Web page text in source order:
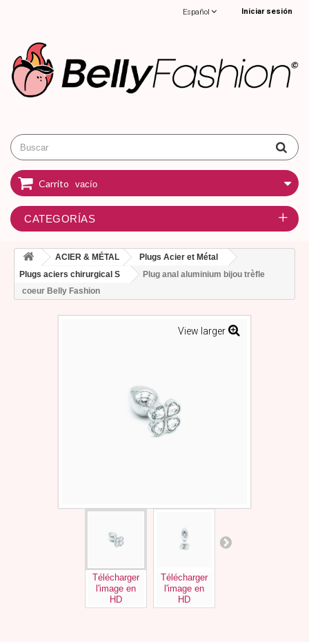
Iniciar sesión
Español
Carrito vacío
CATEGORÍAS
ACIER & MÉTAL
Plugs Acier et Métal
Plugs aciers chirurgical S
Plug anal aluminium bijou trèfle
coeur Belly Fashion
View larger
Télécharger
l'image en
HD
Télécharger
l'image en
HD